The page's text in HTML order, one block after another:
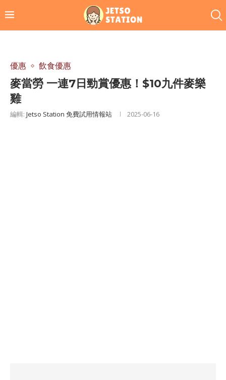
優惠 飲食優惠
麥當勞 一連7日勁賞優惠！$10九件麥樂
雞
編輯: Jetso Station 免費試用情報站 2025-06-16